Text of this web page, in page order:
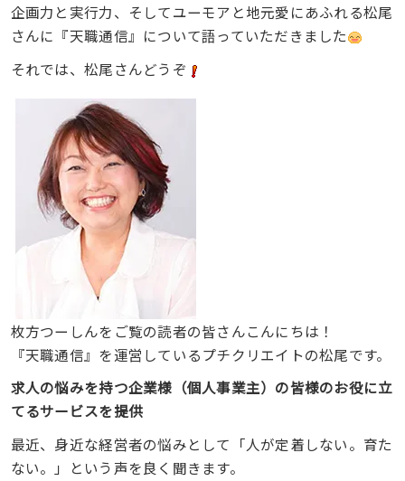
企画力と実行力、そしてユーモアと地元愛にあふれる松尾
さんに『天職通信』について語っていただきました
それでは、松尾さんどうぞ
枚方つーしんをご覧の読者の皆さんこんにちは！
『天職通信』を運営しているプチクリエイトの松尾です。
求人の悩みを持つ企業様（個人事業主）の皆様のお役に立
てるサービスを提供
最近、身近な経営者の悩みとして「人が定着しない。育た
ない。」という声を良く聞きます。